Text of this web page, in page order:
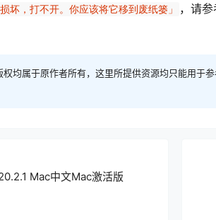
坏，打不开。你应该将它移到废纸篓」 ，请参
均属于原作者所有，这里所提供资源均只能用于
Mac中文Mac激活版